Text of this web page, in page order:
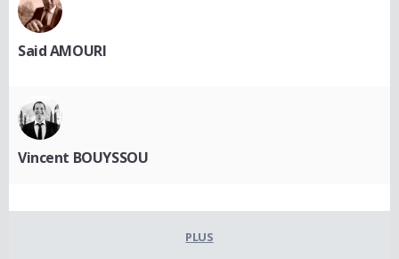
Said AMOURI
Vincent BOUYSSOU
PLUS